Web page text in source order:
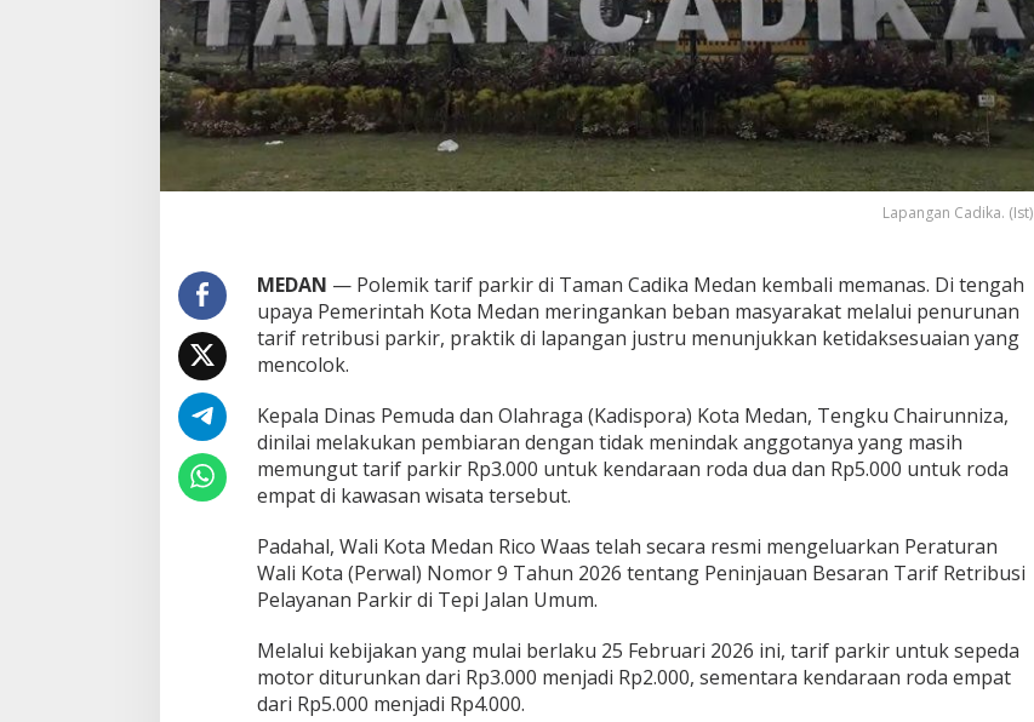
r
d
i
T
a
m
a
C
k
a
,
K
a
s
p
o
r
M
e
d
a
D
n
i
Lapangan Cadika. (Ist)
MEDAN — Polemik tarif parkir di Taman Cadika Medan kembali memanas. Di tengah
upaya Pemerintah Kota Medan meringankan beban masyarakat melalui penurunan
tarif retribusi parkir, praktik di lapangan justru menunjukkan ketidaksesuaian yang
mencolok.
Kepala Dinas Pemuda dan Olahraga (Kadispora) Kota Medan, Tengku Chairunniza,
dinilai melakukan pembiaran dengan tidak menindak anggotanya yang masih
memungut tarif parkir Rp3.000 untuk kendaraan roda dua dan Rp5.000 untuk roda
empat di kawasan wisata tersebut.
Padahal, Wali Kota Medan Rico Waas telah secara resmi mengeluarkan Peraturan
Wali Kota (Perwal) Nomor 9 Tahun 2026 tentang Peninjauan Besaran Tarif Retribusi
Pelayanan Parkir di Tepi Jalan Umum.
Melalui kebijakan yang mulai berlaku 25 Februari 2026 ini, tarif parkir untuk sepeda
motor diturunkan dari Rp3.000 menjadi Rp2.000, sementara kendaraan roda empat
dari Rp5.000 menjadi Rp4.000.